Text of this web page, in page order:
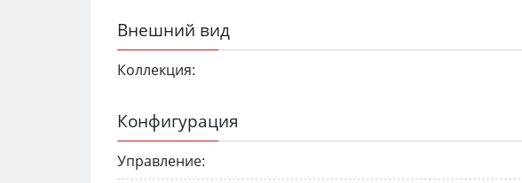
Внешний вид
Коллекция:
Конфигурация
Управление: